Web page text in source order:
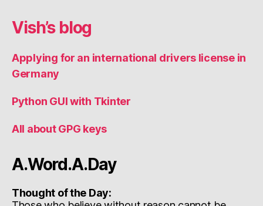
Vish’s blog
Applying for an international drivers license in
Germany
Python GUI with Tkinter
All about GPG keys
A.Word.A.Day
Thought of the Day: